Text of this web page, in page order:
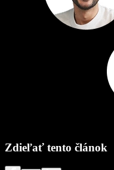
Zdieľať tento článok